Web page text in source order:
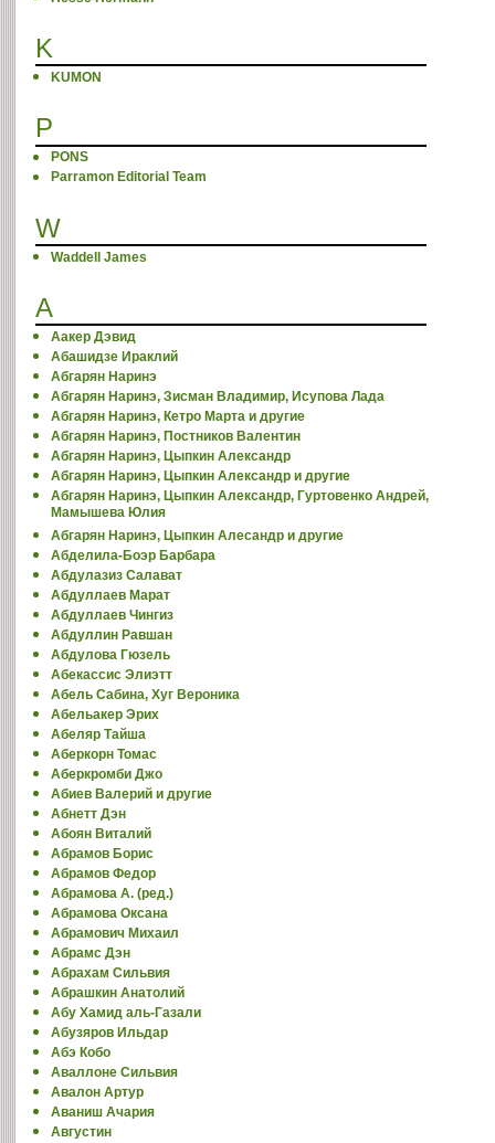
K
KUMON
P
PONS
Parramon Editorial Team
W
Waddell James
А
Аакер Дэвид
Абашидзе Ираклий
Абгарян Наринэ
Абгарян Наринэ, Зисман Владимир, Исупова Лада
Абгарян Наринэ, Кетро Марта и другие
Абгарян Наринэ, Постников Валентин
Абгарян Наринэ, Цыпкин Александр
Абгарян Наринэ, Цыпкин Александр и другие
Абгарян Наринэ, Цыпкин Александр, Гуртовенко Андрей,
Мамышева Юлия
Абгарян Наринэ, Цыпкин Алесандр и другие
Абделила-Боэр Барбара
Абдулазиз Салават
Абдуллаев Марат
Абдуллаев Чингиз
Абдуллин Равшан
Абдулова Гюзель
Абекассис Элиэтт
Абель Сабина, Хуг Вероника
Абельакер Эрих
Абеляр Тайша
Аберкорн Томас
Аберкромби Джо
Абиев Валерий и другие
Абнетт Дэн
Абоян Виталий
Абрамов Борис
Абрамов Федор
Абрамова А. (ред.)
Абрамова Оксана
Абрамович Михаил
Абрамс Дэн
Абрахам Сильвия
Абрашкин Анатолий
Абу Хамид аль-Газали
Абузяров Ильдар
Абэ Кобо
Аваллоне Сильвия
Авалон Артур
Аваниш Ачария
Августин